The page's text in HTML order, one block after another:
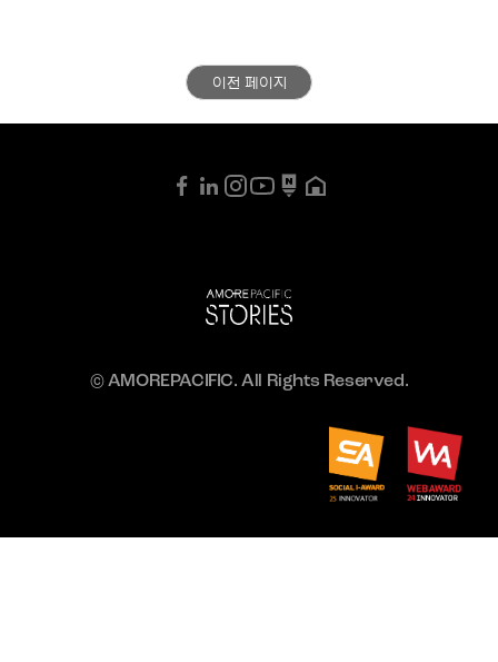
이전 페이지
© AMOREPACIFIC. All Rights Reserved.